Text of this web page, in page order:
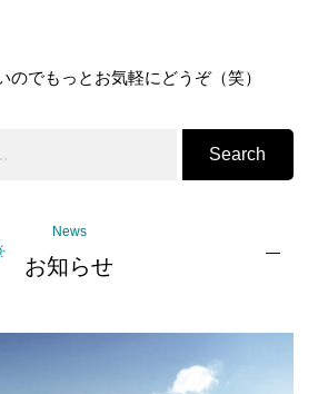
のでもっとお気軽にどうぞ（笑）
Search
News
お知らせ